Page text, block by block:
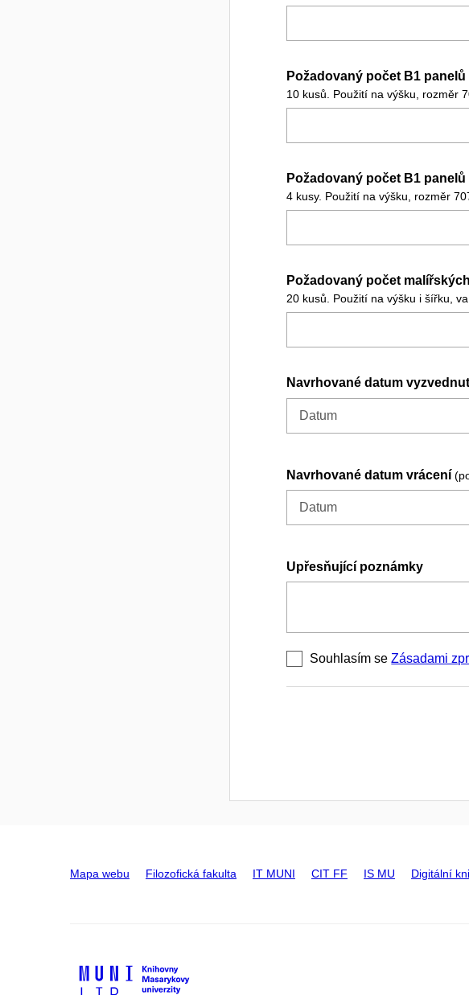
Požadovaný počet B1 panelů
10 kusů. Použití na výšku, rozměr
Požadovaný počet B1
4 kusy. Použití na výšku, rozměr
Požadovaný počet
20 kusů. Použití na výšku i šířku,
Navrhované datum
Navrhované datum vrácení
Upřesňující poznámky
Souhlasím seZásadami
Mapa webu Filozofická fakulta IT MUNI CIT FF IS MU Digitální